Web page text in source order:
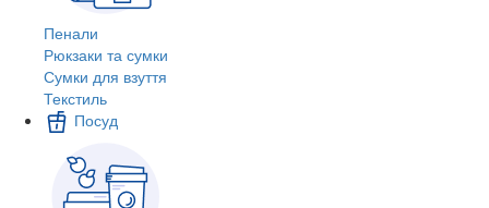
Пенали
Рюкзаки та сумки
Сумки для взуття
Текстиль
Посуд